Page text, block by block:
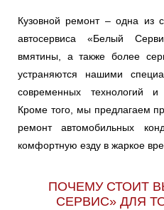
Кузовной ремонт – одна из
автосервиса «Белый
вмятины, а также более
устраняются нашими
современных технологий и
Кроме того, мы предлагаем
ремонт автомобильных
комфортную езду в жаркое
ПОЧЕМУ СТОИТ
СЕРВИС» ДЛЯ